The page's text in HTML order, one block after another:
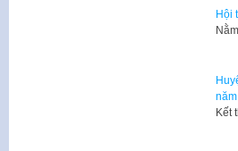
Hội
Kết